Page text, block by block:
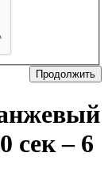
Продолжить
сек – 6